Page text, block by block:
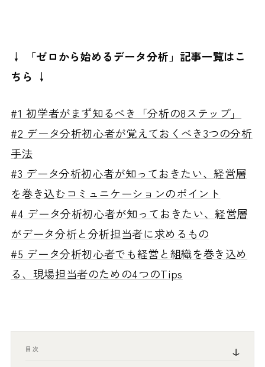
↓ 「ゼロから始めるデータ分析」記事一覧はこ
ちら ↓
#1 初学者がまず知るべき「分析の8ステップ」
#2 データ分析初心者が覚えておくべき3つの分析
手法
#3 データ分析初心者が知っておきたい、経営層
を巻き込むコミュニケーションのポイント
#4 データ分析初心者が知っておきたい、経営層
がデータ分析と分析担当者に求めるもの
#5 データ分析初心者でも経営と組織を巻き込め
る、現場担当者のための4つのTips
目次